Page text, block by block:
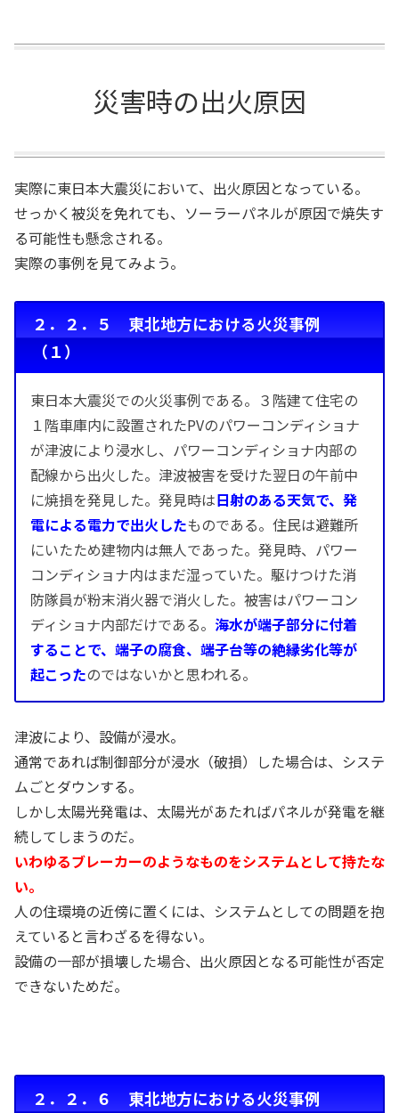
災害時の出火原因
実際に東日本大震災において、出火原因となっている。
せっかく被災を免れても、ソーラーパネルが原因で焼失す
る可能性も懸念される。
実際の事例を見てみよう。
２．２．５ 東北地方における火災事例
（１）
東日本大震災での火災事例である。３階建て住宅の
１階車庫内に設置されたPVのパワーコンディショナ
が津波により浸水し、パワーコンディショナ内部の
配線から出火した。津波被害を受けた翌日の午前中
に焼損を発見した。発見時は日射のある天気で、発
電による電力で出火したものである。住民は避難所
にいたため建物内は無人であった。発見時、パワー
コンディショナ内はまだ湿っていた。駆けつけた消
防隊員が粉末消火器で消火した。被害はパワーコン
ディショナ内部だけである。 海水が端子部分に付着
することで、端子の腐食、端子台等の絶縁劣化等が
起こったのではないかと思われる。
津波により、設備が浸水。
通常であれば制御部分が浸水（破損）した場合は、システ
ムごとダウンする。
しかし太陽光発電は、太陽光があたればパネルが発電を継
続してしまうのだ。
いわゆるブレーカーのようなものをシステムとして持たな
い。
人の住環境の近傍に置くには、システムとしての問題を抱
えていると言わざるを得ない。
設備の一部が損壊した場合、出火原因となる可能性が否定
できないためだ。
２．２．６ 東北地方における火災事例